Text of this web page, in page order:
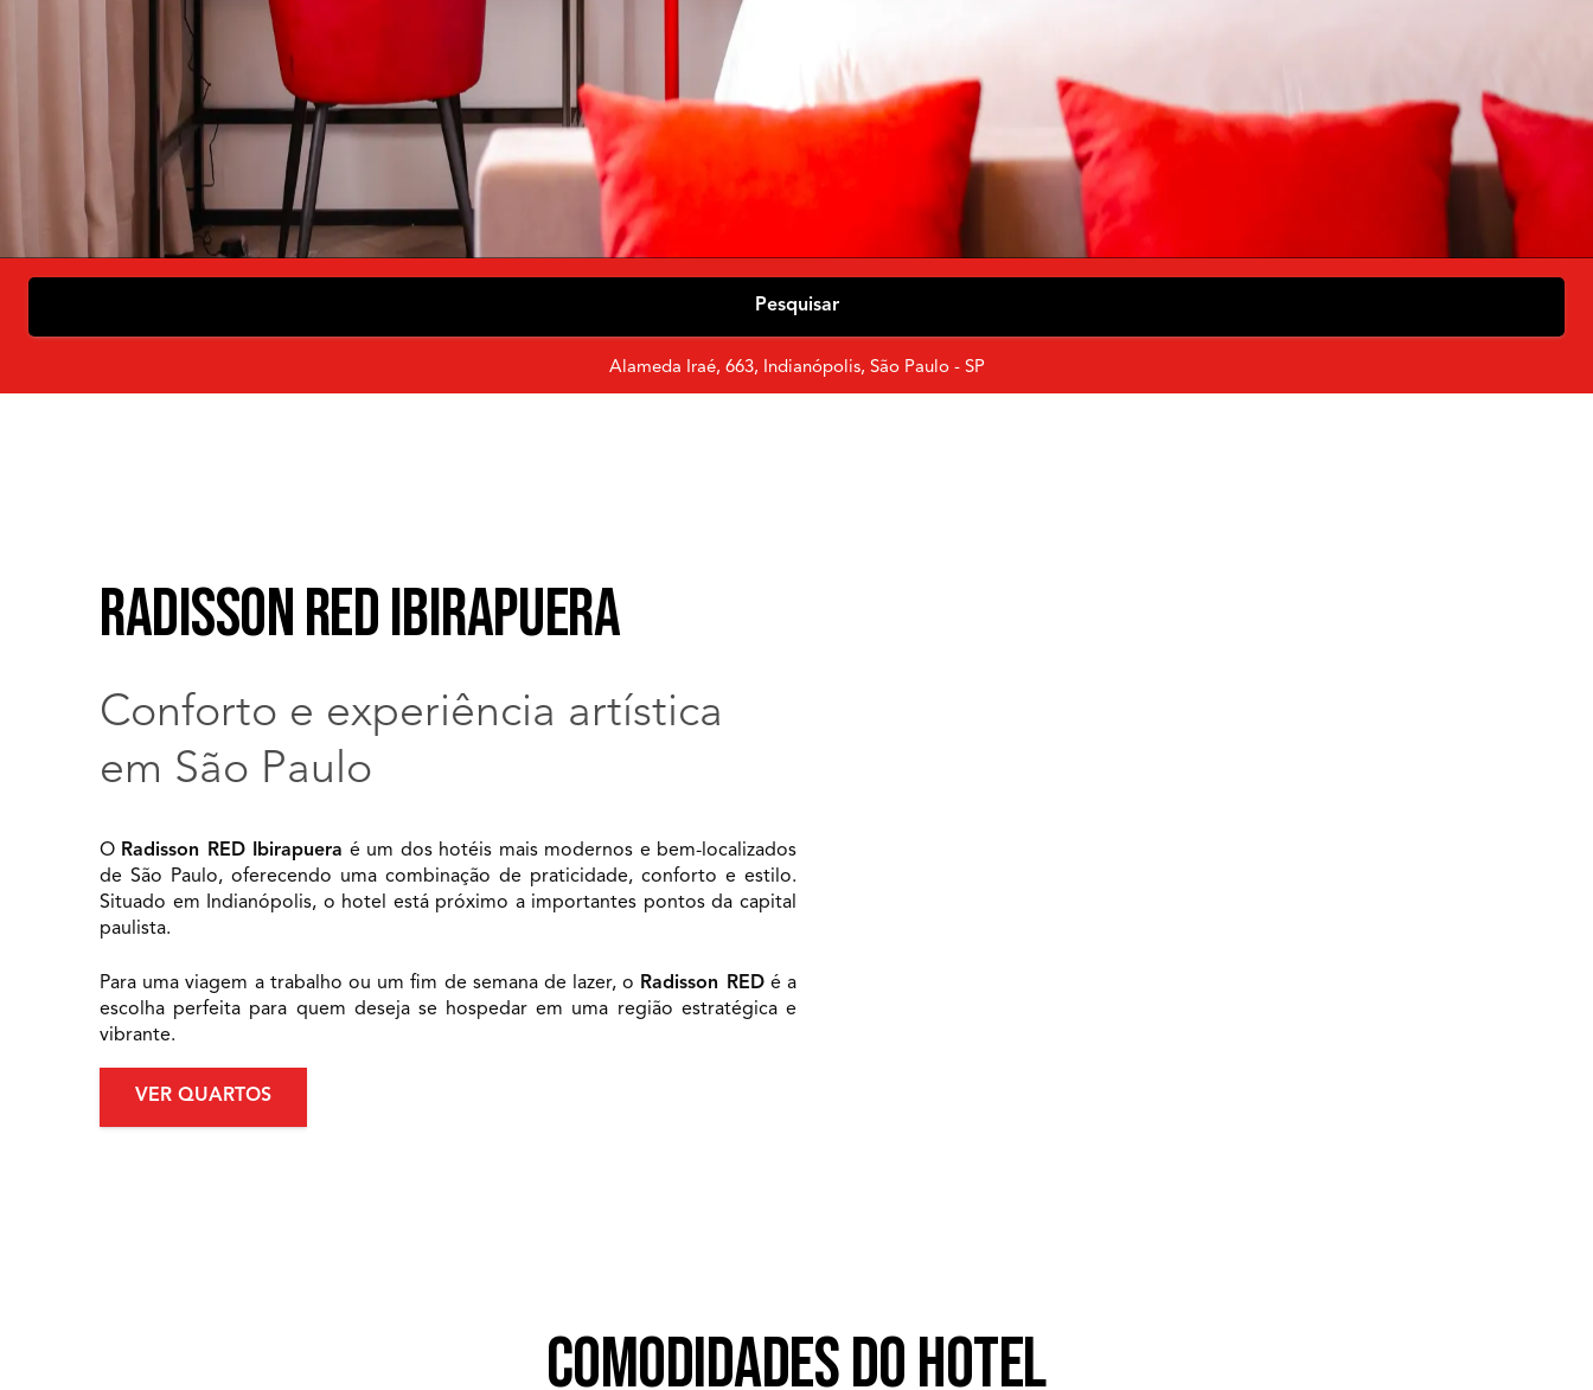
Pesquisar
Alameda Iraé, 663, Indianópolis, São Paulo - SP
Radisson RED Ibirapuera
Conforto e experiência artística
em São Paulo
O Radisson RED Ibirapuera é um dos hotéis mais modernos e bem-localizados
de São Paulo, oferecendo uma combinação de praticidade, conforto e estilo.
Situado em Indianópolis, o hotel está próximo a importantes pontos da capital
paulista.
Para uma viagem a trabalho ou um fim de semana de lazer, o Radisson REDé a
escolha perfeita para quem deseja se hospedar em uma região estratégica e
vibrante.
VER QUARTOS
Comodidades do hotel